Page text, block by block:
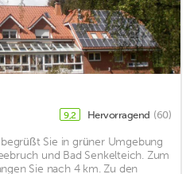
9,2 Hervorragend (60)
Sie in grüner Umgebung
und Bad Senkelteich. Zum
Sie nach 4 km. Zu den